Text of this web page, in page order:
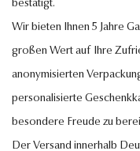
bestätigt.
Wir bieten Ihnen 5 Jahre
großen Wert auf Ihre
anonymisierten
personalisierte
besondere Freude zu
Der Versand innerhalb